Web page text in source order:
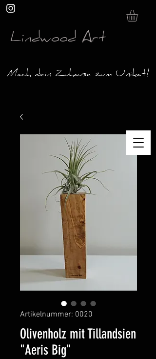
Lindwood Art
Mach dein Zuhause zum Unikat!
Artikelnummer: 0020
Olivenholz mit Tillandsien
"Aeris Big"